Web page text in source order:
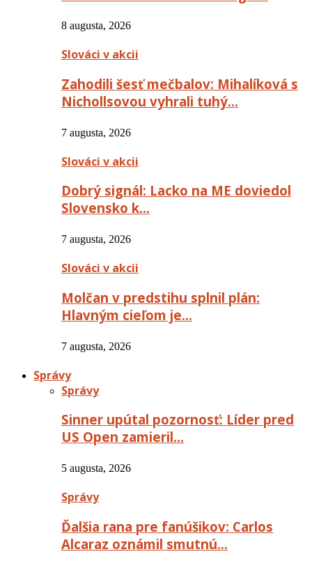
8 augusta, 2026
Slováci v akcii
Zahodili šesť mečbalov: Mihalíková s
Nichollsovou vyhrali tuhý…
7 augusta, 2026
Slováci v akcii
Dobrý signál: Lacko na ME doviedol
Slovensko k…
7 augusta, 2026
Slováci v akcii
Molčan v predstihu splnil plán:
Hlavným cieľom je…
7 augusta, 2026
Správy
Správy
Sinner upútal pozornosť: Líder pred
US Open zamieril…
5 augusta, 2026
Správy
Ďalšia rana pre fanúšikov: Carlos
Alcaraz oznámil smutnú…